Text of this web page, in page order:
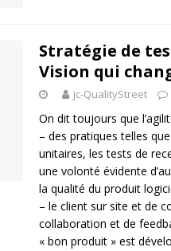
Stratégie de
Vision qui
jc-QualityStreet
On dit toujours que
– des pratiques telles
unitaires, les tests de
une volonté évidente
la qualité du produit
– le client sur site et de
collaboration et de
« bon produit » est